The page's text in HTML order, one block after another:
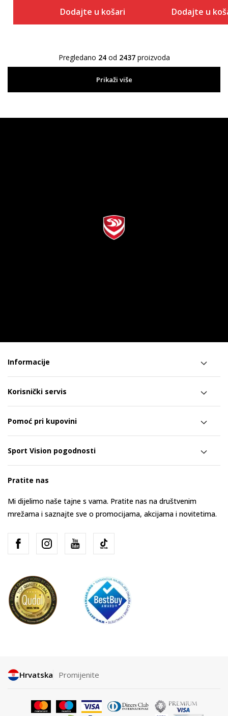
Dodajte u košaricu Dodajte u
Pregledano 24od 2437proizvoda
Prikaži više
Informacije
Korisnički servis
Pomoć pri kupovini
Sport Vision pogodnosti
Pratite nas
Mi dijelimo naše tajne s vama. Pratite nas na društvenim
mrežama i saznajte sve o promocijama, akcijama i novitetima.
Hrvatska Promijenite